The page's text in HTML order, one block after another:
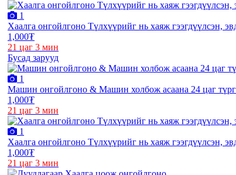
1
Хаалга онгойлгоно Түлхүүрийг нь хаяж гээгдүүлсэн,
1,000₮
21 цаг 3 мин
Бусад зарууд
1
Машин онгойлгоно & Машин холбож асаана 24 цаг
1,000₮
21 цаг 3 мин
1
Хаалга онгойлгоно Түлхүүрийг нь хаяж гээгдүүлсэн,
1,000₮
21 цаг 3 мин